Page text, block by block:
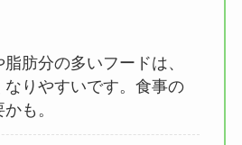
肪分の多いフードは、
なりやすいです。食事の
も。